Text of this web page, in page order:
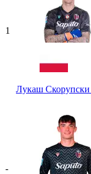
1
Лукаш Скорупски
-